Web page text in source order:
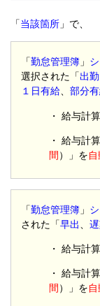
「当該箇所 」で、
「勤怠管理簿 」
選択された「出勤
１日有給 、部分
・ 給与計
・ 給与計
間 ）」を
「勤怠管理簿 」
された「早出 、
・ 給与計
・ 給与計
間 ）」を